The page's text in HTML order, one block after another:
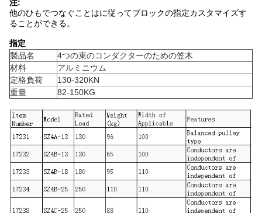
注:
他のひもでつなぐことはに従ってブロックの指定カスタマイズす
ることができる。
指定
製品名
4つの束のコンダクターのための笠木
材料
アルミニウム
定格負荷
130-320KN
重量
82-150KG